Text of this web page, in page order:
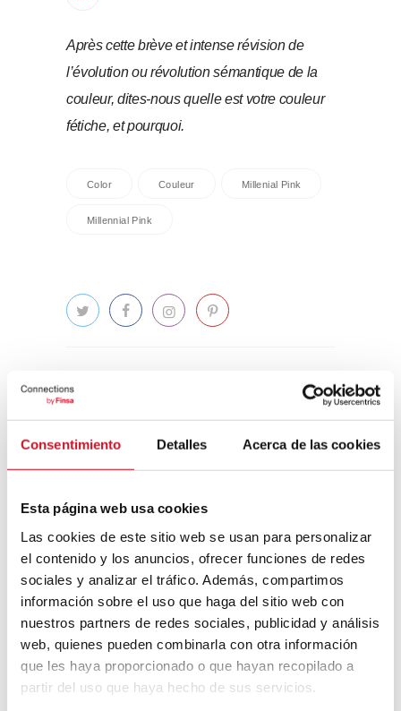
Consentimiento Detalles Acerca de las cookies
Esta página web usa cookies
Las cookies de este sitio web se usan para personalizar
el contenido y los anuncios, ofrecer funciones de redes
sociales y analizar el tráfico. Además, compartimos
información sobre el uso que haga del sitio web con
nuestros partners de redes sociales, publicidad y análisis
web, quienes pueden combinarla con otra información
que les haya proporcionado o que hayan recopilado a
partir del uso que haya hecho de sus servicios.
Après cette brève et intense révision de
l’évolution ou révolution sémantique de la
couleur, dites-nous quelle est votre couleur
fétiche, et pourquoi.
Color Couleur Millenial Pink
Millennial Pink
de
l’article
matériau comme
NEXT ARTICLE
Moneo et Jeff
Related Posts
Comment réaliser
un design d’intérieur
de style industriel
intemporel
Quand le soi-
disant “style
industriel” est-il